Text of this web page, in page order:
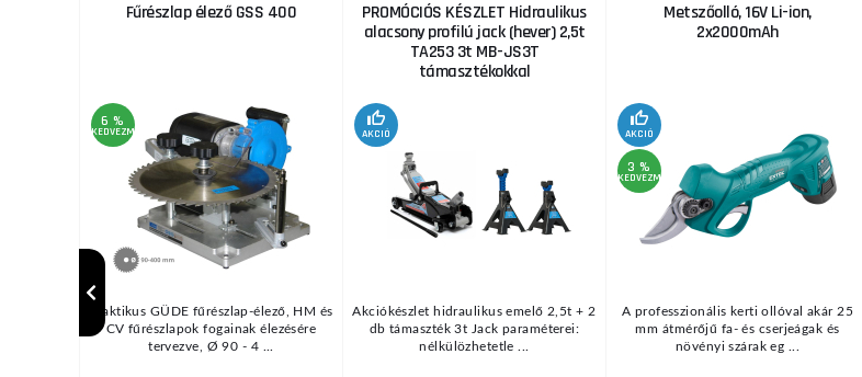
Fűrészlap élező GSS 400
6 %
KEDVEZMÉNY
Praktikus GÜDE fűrészlap-élező, HM és
CV fűrészlapok fogainak élezésére
tervezve, Ø 90 - 4 ...
PROMÓCIÓS KÉSZLET Hidraulikus
alacsony profilú jack (hever) 2,5t
TA253 3t MB-JS3T
támasztékokkal
AKCIÓ
Akciókészlet hidraulikus emelő 2,5t + 2
db támaszték 3t Jack paraméterei:
nélkülözhetetle ...
Metszőolló, 16V Li-ion,
2x2000mAh
AKCIÓ
3 %
KEDVEZMÉNY
A professzionális kerti ollóval akár 25
mm átmérőjű fa- és cserjeágak és
növényi szárak eg ...